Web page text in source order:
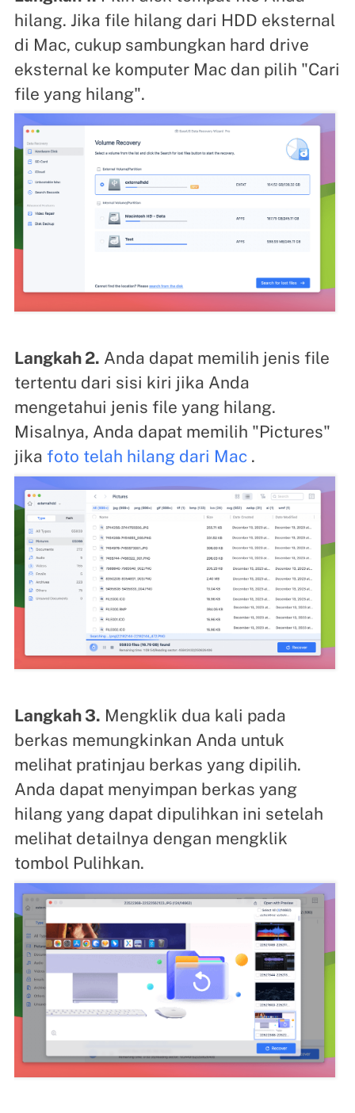
hilang. Jika file hilang dari HDD eksternal
di Mac, cukup sambungkan hard drive
eksternal ke komputer Mac dan pilih "Cari
file yang hilang".
Langkah 2. Anda dapat memilih jenis file
tertentu dari sisi kiri jika Anda
mengetahui jenis file yang hilang.
Misalnya, Anda dapat memilih "Pictures"
jika foto telah hilang dari Mac.
Langkah 3. Mengklik dua kali pada
berkas memungkinkan Anda untuk
melihat pratinjau berkas yang dipilih.
Anda dapat menyimpan berkas yang
hilang yang dapat dipulihkan ini setelah
melihat detailnya dengan mengklik
tombol Pulihkan.